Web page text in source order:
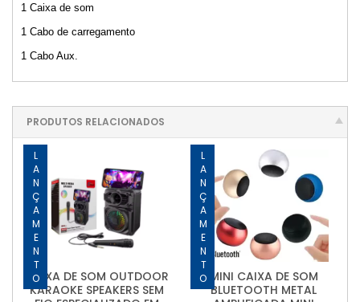
1 Caixa de som
1 Cabo de carregamento
1 Cabo Aux.
PRODUTOS RELACIONADOS
LANÇAMENTO
CAIXA DE SOM OUTDOOR
KARAOKE SPEAKERS SEM
LANÇAMENTO MINI CAIXA DE SOM
BLUETOOTH METAL